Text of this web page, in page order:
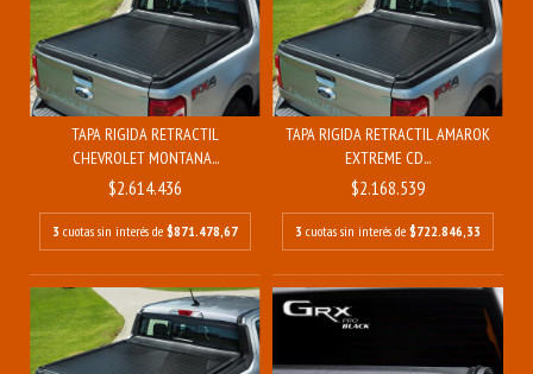
TAPA RIGIDA RETRACTIL
CHEVROLET MONTANA...
$2.614.436
3 cuotas sin interés de $871.478,67
TAPA RIGIDA RETRACTIL AMAROK
EXTREME CD...
$2.168.539
3 cuotas sin interés de $722.846,33